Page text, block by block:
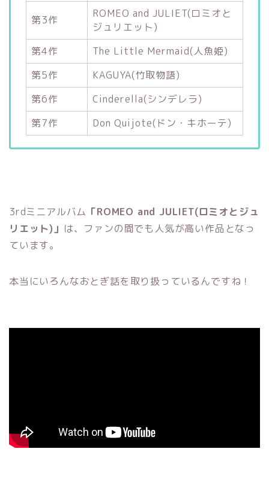
第3作
ROMEO and JULIET(ロミオと
ジュリエット)
第4作
The Little Mermaid(人魚姫)
第5作
KAGUYA(竹取物語)
第6作
Cinderella(シンデレラ)
第7作
Don Quijote(ドン・キホーテ)
3rdミニアルバム 「ROMEO and JULIET(ロミオとジュ
リエット)」 は、ファンの間でも人気が高い作品となっ
ています。
本当にいろんなおとぎ話を取り扱っているんですね！